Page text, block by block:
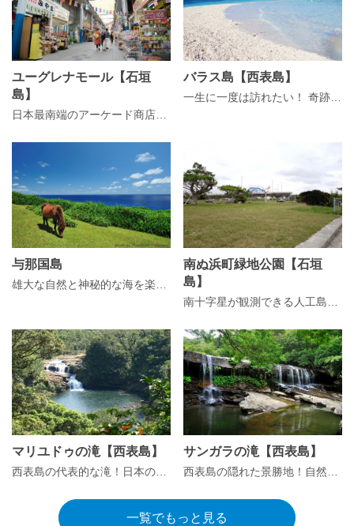
ユーグレナモール【石垣
島】
バラス島【西表島】
与那国島
南ぬ浜町緑地公園【石垣
島】
マリユドゥの滝【西表島】 サンガラの滝【西表島】
一覧でもっと見る